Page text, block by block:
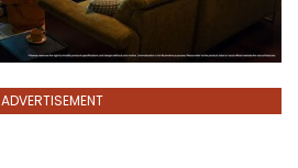
ADVERTISEMENT